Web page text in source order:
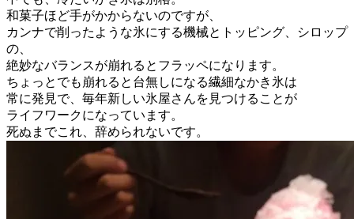
和菓子ほど手がかからないのですが、
カンナで削ったような氷にする機械とトッピング、シロップ
の、
絶妙なバランスが崩れるとフラッペになります。
ちょっとでも崩れると台無しになる繊細なかき氷は
常に発見で、毎年新しい氷屋さんを見つけることが
ライフワークになっています。
死ぬまでこれ、辞められないです。